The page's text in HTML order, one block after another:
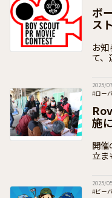
#お知
ボ
ス
お知らせ コンテスト
て、
ビー
2025/
#ロー
#日本
#日本
施
開催の目的 ボー
立ま
まで
2025/
#ビー